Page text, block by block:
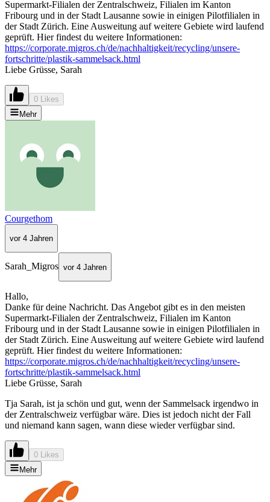
Supermarkt-Filialen der Zentralschweiz, Filialen im Kanton
Fribourg und in der Stadt Lausanne sowie in einigen Pilotfilialen in
der Stadt Zürich. Eine Ausweitung auf weitere Gebiete wird laufend
geprüft. Hier findest du weitere Informationen:
https://corporate.migros.ch/de/nachhaltigkeit/recycling/unsere-
fortschritte/plastik-sammelsack.html
Liebe Grüsse, Sarah
0 Likes
Mehr
Courgethom
vor 4 Jahren
Sarah_Migros vor 4 Jahren
Hallo,
Danke für deine Nachricht. Das Angebot gibt es in den meisten
Supermarkt-Filialen der Zentralschweiz, Filialen im Kanton
Fribourg und in der Stadt Lausanne sowie in einigen Pilotfilialen in
der Stadt Zürich. Eine Ausweitung auf weitere Gebiete wird laufend
geprüft. Hier findest du weitere Informationen:
https://corporate.migros.ch/de/nachhaltigkeit/recycling/unsere-
fortschritte/plastik-sammelsack.html
Liebe Grüsse, Sarah
Tja Sarah, ist ja schön und gut, wenn der Sammelsack irgendwo in
der Zentralschweiz verfügbar wäre. Dies ist jedoch nicht der Fall
und niemand kann sagen, wann diese wieder verfügbar sind.
0 Likes
Mehr